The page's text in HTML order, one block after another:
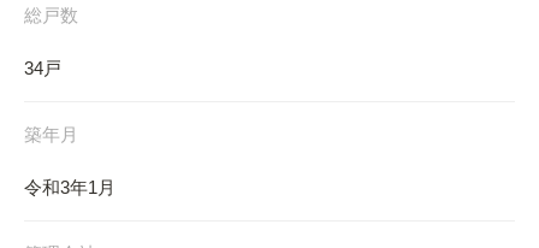
総戸数
34戸
築年月
令和3年1月